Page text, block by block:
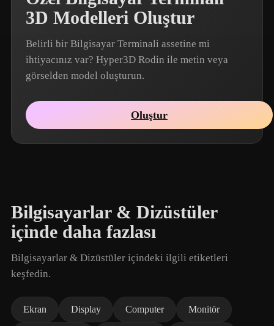
3D Modelleri Oluştur
Belirli bir Bilgisayar Terminali assetine mi
ihtiyacınız var? Hyper3D Rodin ile metin veya
görselden model oluşturun.
Oluştur
Bilgisayarlar & Dizüstüler
içinde daha fazlası
Bilgisayarlar & Dizüstüler içindeki ilgili etiketleri
keşfedin.
Ekran Display Computer Monitör